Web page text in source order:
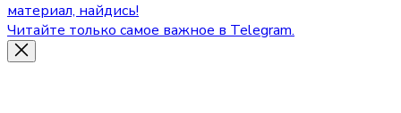
материал, найдись!
Читайте только самое важное в Telegram.